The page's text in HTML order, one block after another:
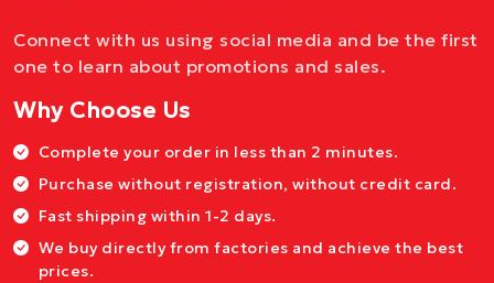
Connect with us using social media and be the first
one to learn about promotions and sales.
Why Choose Us
Complete your order in less than 2 minutes.
Purchase without registration, without credit card.
Fast shipping within 1-2 days.
We buy directly from factories and achieve the best
prices.